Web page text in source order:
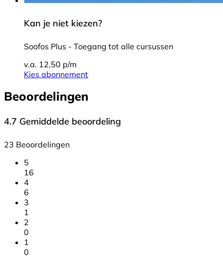
Kan je niet kiezen?
Soofos Plus - Toegang tot alle cursussen
v.a. 12,50 p/m
Kies abonnement
Beoordelingen
4.7 Gemiddelde beoordeling
23 Beoordelingen
5
16
4
6
3
1
2
0
1
0